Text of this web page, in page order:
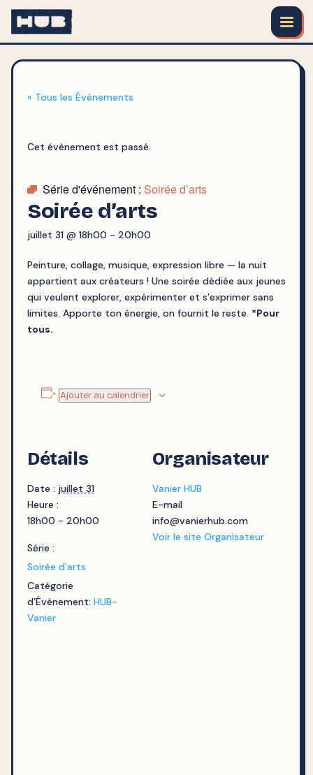
« Tous les Évènements
Cet évènement est passé.
Série d'événement : Soirée d’arts
Soirée d’arts
juillet 31 @ 18h00 - 20h00
Peinture, collage, musique, expression libre — la nuit
appartient aux créateurs ! Une soirée dédiée aux jeunes
qui veulent explorer, expérimenter et s’exprimer sans
limites. Apporte ton énergie, on fournit le reste. *Pour
tous.
Ajouter au calendrier
Détails
Date : juillet 31
Heure :
18h00 - 20h00
Série :
Soirée d’arts
Catégorie
d’Évènement: HUB-
Vanier
Organisateur
Vanier HUB
E-mail
info@vanierhub.com
Voir le site Organisateur